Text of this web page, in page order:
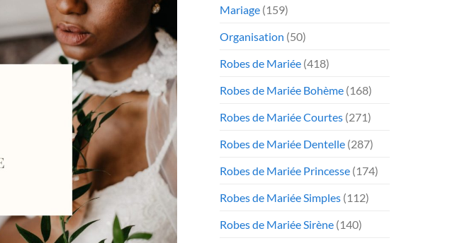
Mariage (159)
Organisation (50)
Robes de Mariée (418)
Robes de Mariée Bohème (168)
Robes de Mariée Courtes (271)
Robes de Mariée Dentelle (287)
Robes de Mariée Princesse (174)
Robes de Mariée Simples (112)
Robes de Mariée Sirène (140)